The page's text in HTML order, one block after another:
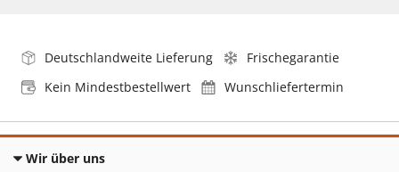
Deutschlandweite Lieferung
Frischegarantie
Kein Mindestbestellwert
Wunschliefertermin
Wir über uns